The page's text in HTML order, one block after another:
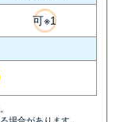
可※1